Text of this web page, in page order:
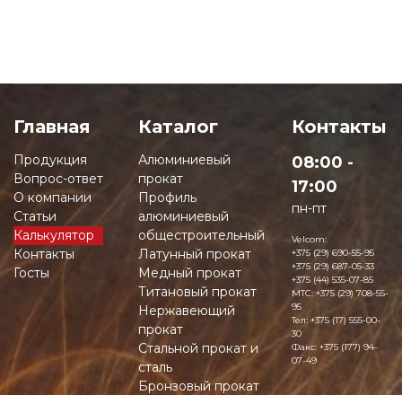
25
40
50
80
80
40
Главная
Продукция
Вопрос-ответ
О компании
Статьи
Калькулятор
Контакты
Госты
Каталог
Алюминиевый
прокат
Профиль
алюминиевый
общестроительный
Латунный прокат
Медный прокат
Титановый прокат
Нержавеющий
прокат
Стальной прокат и
сталь
Бронзовый прокат
Контакты
08:00 -
17:00
пн-пт
Velcom:
+375 (29) 690-55-95
+375 (29) 687-05-33
+375 (44) 535-07-85
MTC:+375 (29) 708-55-
95
Тел: +375 (17) 555-00-
30
Факс: +375 (177) 94-
07-49